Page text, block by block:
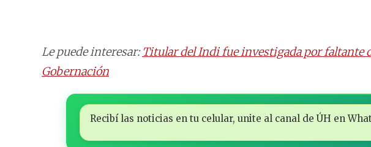
Le puede interesar:Titular del Indi fue investigada por faltante
Gobernación
Recibí las noticias en tu celular, unite al canal de ÚH en